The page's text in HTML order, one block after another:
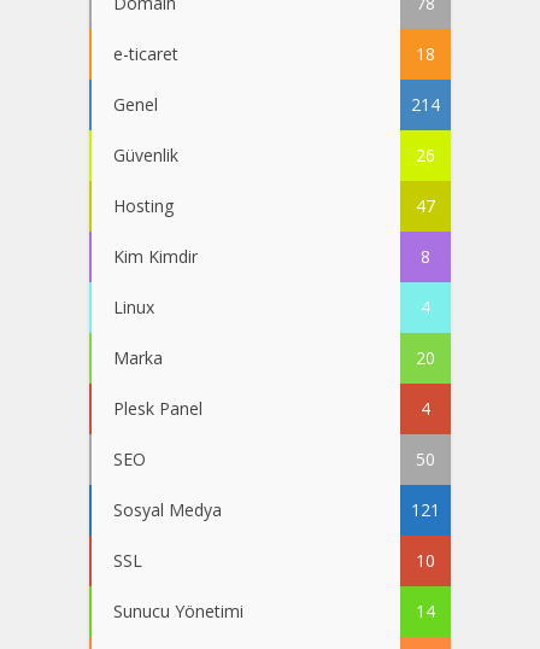
e-ticaret 18
Genel 214
Güvenlik 26
Hosting 47
Kim Kimdir 8
Linux 4
Marka 20
Plesk Panel 4
SEO 50
Sosyal Medya 121
SSL 10
Sunucu Yönetimi 14